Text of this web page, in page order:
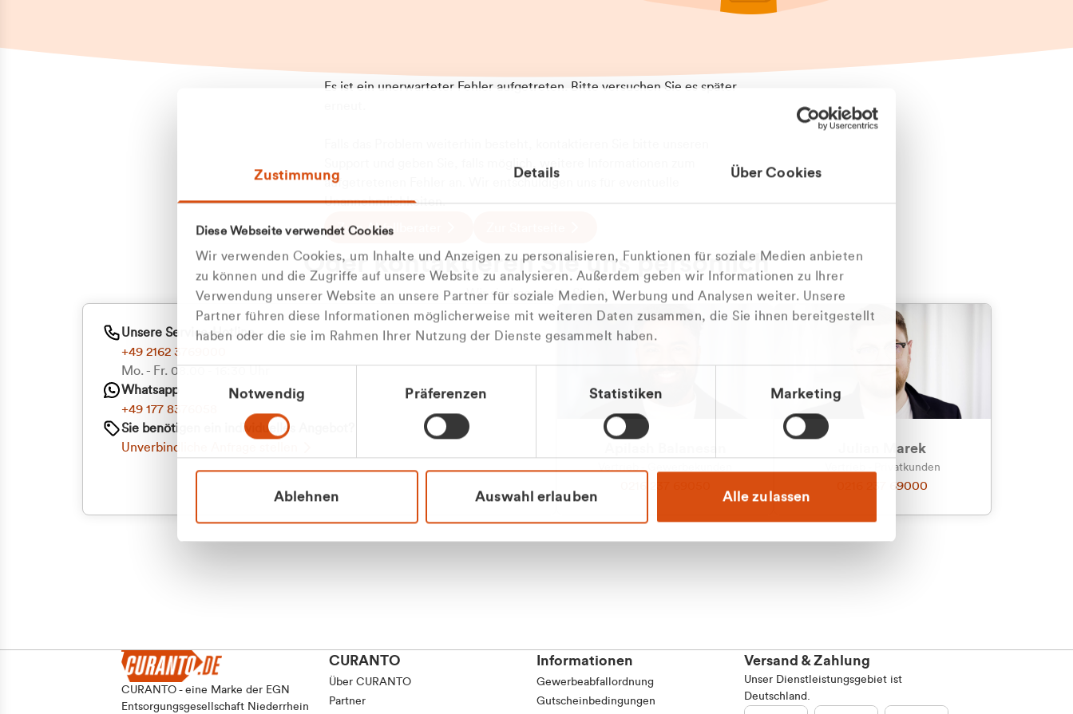
Zustimmung Details Über Cookies
Diese Webseite verwendet Cookies
Wir verwenden Cookies, um Inhalte und Anzeigen zu personalisieren, Funktionen für soziale Medien anbieten
zu können und die Zugriffe auf unsere Website zu analysieren. Außerdem geben wir Informationen zu Ihrer
Verwendung unserer Website an unsere Partner für soziale Medien, Werbung und Analysen weiter. Unsere
Partner führen diese Informationen möglicherweise mit weiteren Daten zusammen, die Sie ihnen bereitgestellt
haben oder die sie im Rahmen Ihrer Nutzung der Dienste gesammelt haben.
Einwilligungsauswahl
Notwendig Präferenzen Statistiken Marketing
Ablehnen Auswahl erlauben Alle zulassen
Zu welcher
Kundengruppe
gehören Sie?
Privatkunde (inkl. MwSt.)
Geschäftskunde (exkl. MwSt.)
Es ist ein unerwarteter Fehler aufgetreten. Bitte versuchen Sie es später
aufgetretenen Fehler an. Wir entschuldigen uns für eventuelle
Unannehmlichkeiten.
Zum Abfallberater
Oder kontaktieren Sie uns persönlich
Wir sind gerne für Sie da
Unsere Service-Hotline
+49 2162 3769000
Mo. - Fr. 08.00 - 16:30 Uhr
Whatsapp
+49 177 8376058
Sie benötigen ein individuelles Angebot?
Unverbindliche Anfrage stellen
Julian Marek
Vertrieb - Privatkunden
0216 237 69000
CURANTO - eine Marke der EGN
Entsorgungsgesellschaft Niederrhein
CURANTO
Über CURANTO
Partner
Informationen
Gewerbeabfallordnung
Gutscheinbedingungen
Versand & Zahlung
Unser Dienstleistungsgebiet ist
Deutschland.